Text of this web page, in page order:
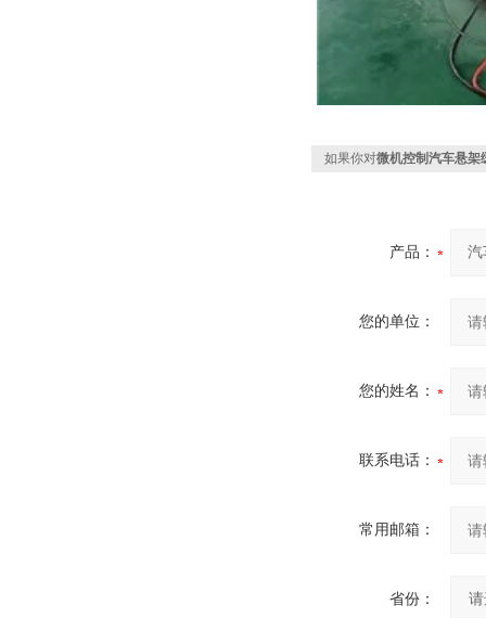
如果你对微机控制汽车悬架
产品：
您的单位：
您的姓名：
联系电话：
常用邮箱：
省份：